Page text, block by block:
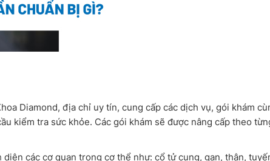
Diamond, địa chỉ uy tín, cung cấp các dịch vụ, gói khám
kiểm tra sức khỏe. Các gói khám sẽ được nâng cấp theo
các cơ quan trong cơ thể như: cổ tử cung, gan, thận,